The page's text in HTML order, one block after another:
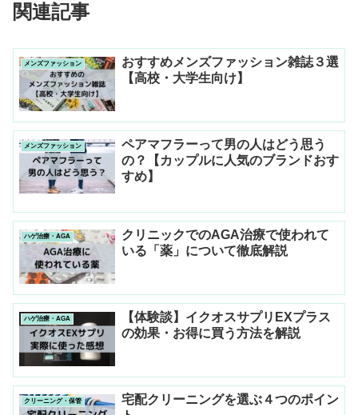
関連記事
メンズファッション
おすすめメンズファッション雑誌３選
【高校・大学生向け】
メンズファッション
ペアマフラーって男の人はどう思う
の？【カップルに人気のブランドおす
すめ】
ハゲ治療・AGA
クリニックでのAGA治療で使われて
いる「薬」について徹底解説
ハゲ治療・AGA
【体験談】イクオスサプリEXプラス
の効果・お得に買う方法を解説
クリーニング・保管
宅配クリーニングを選ぶ４つのポイン